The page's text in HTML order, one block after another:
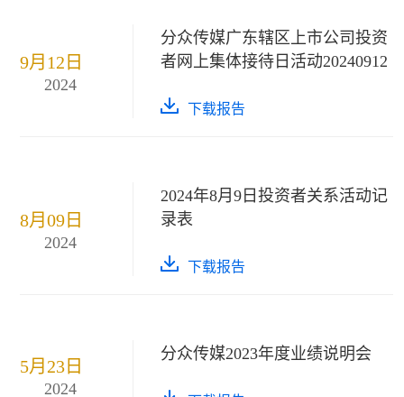
9月12日
2024
分众传媒广东辖区上市公司投资
者网上集体接待日活动20240912
下载报告
8月09日
2024
2024年8月9日投资者关系活动记
录表
下载报告
5月23日
2024
分众传媒2023年度业绩说明会